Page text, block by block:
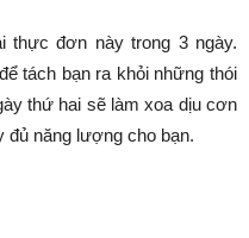
thực đơn này trong 3 ngày.
tách bạn ra khỏi những thói
thứ hai sẽ làm xoa dịu cơn
đủ năng lượng cho bạn.